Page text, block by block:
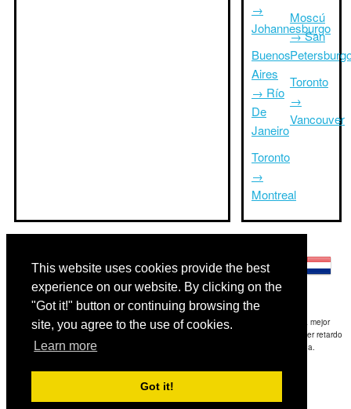
This website uses cookies provide the best
experience on our website. By clicking on the
"Got it!" button or continuing browsing the
site, you agree to the use of cookies.
Learn more
Got it!
→
Johannesburgo
Buenos
Aires
→ Río
De
Janeiro
Toronto
→
Montreal
Moscú
→ San
Toronto
→
Vancouver
Exención de responsabilidad: La información mostrada en este sitio es nuestra mejor
estimación y sólo para su referencia.TripTimeTo.com no es responsable de cualquier retardo
de ida y / o consiguientes daños resultaron de la información proporcionada.
Copyright 2015-2026
Contact Usfor feedback.